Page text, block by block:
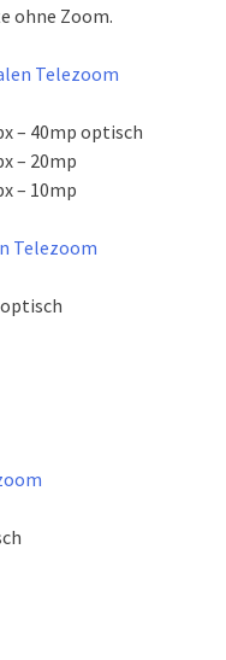
ohne Zoom.
Telezoom
– 40mp optisch
– 20mp
– 10mp
Telezoom
optisch